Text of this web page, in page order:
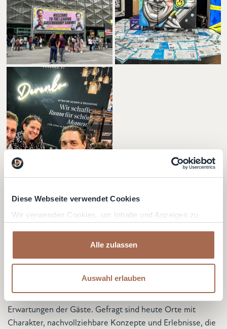
Diese Webseite verwendet Cookies
Wir verwenden Cookies, um Inhalte und Anzeigen zu
Verwendung unserer Website an unsere Partner für
soziale Medien, Werbung und Analysen weiter. Unsere
weiteren Daten zusammen, die Sie ihnen bereitgestellt
haben oder die sie im Rahmen Ihrer Nutzung der Dienste
gesammelt haben.
Statistiken
Alle zulassen
Auswahl erlauben
Neben inspirierenden Vorträgen bot die Convention
spannende Einblicke in aktuelle Entwicklungen der
handwerkliche Qualität und einfache, ehrliche Produkte
Erwartungen der Gäste. Gefragt sind heute Orte mit
Charakter, nachvollziehbare Konzepte und Erlebnisse, die